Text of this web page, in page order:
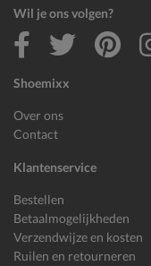
Shoemixx
Over ons
Contact
Klantenservice
Bestellen
Betaalmogelijkheden
Verzendwijze en kosten
Ruilen en retourneren
Wil je ons volgen?